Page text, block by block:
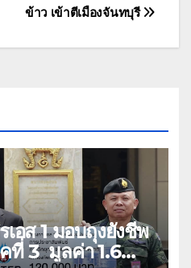
ข้าว เข้าตีเมืองจันทบุรี
อส 1 มอบถุงยังชีพ
ที่ 3 มูลค่า 1.6